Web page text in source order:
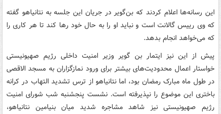
این رسانه‌ها اعلام کردند که بن‌گویر در جریان این جلسه به نتانیاهو گفته
که وی رییس گالانت است و نباید او را به حال خود رها کند تا هر کاری را
که می‌خواهد انجام بدهد.
پیش از این نیز ایتمار بن گویر وزیر امنیت داخلی رژیم صهیونیستی
خواستار اعمال محدودیت‌های بیشتر برای ورود نمازگزاران به مسجد الاقصی
در طول ماه مبارک رمضان بود، اما نتانیاهو از ترس تشدید التهاب در کرانه
باختری این موضوع را نپذیرفته است. نشست پنجشنبه شب شورای امنیت
رژیم صهیونیستی نیز شاهد مشاجره شدید میان بنیامین نتانیاهو،